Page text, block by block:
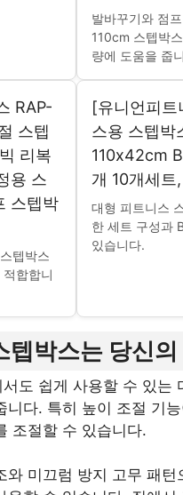
발바꾸기와 점
110cm 스텝박
량에 도움을 줍
RAP-
스텝
리복
용 스
스텝박
텝박스
합합니
[유니언피트
스용 스텝박
110x42cm
개 10개세트
대형 피트니스
한 세트 구성과
있습니다.
텝박스는 당신
도 쉽게 사용할 수 있는
니다. 특히 높이 조절 기
조절할 수 있습니다.
와 미끄럼 방지 고무 패